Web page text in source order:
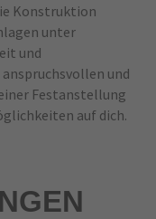
Konstruktion
unter
und
und
Festanstellung
auf dich.